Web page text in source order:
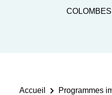
Accueil Programmes